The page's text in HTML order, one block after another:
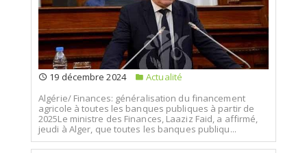
19 décembre 2024
Actualité
Algérie/ Finances: généralisation du financement
agricole à toutes les banques publiques à partir de
2025Le ministre des Finances, Laaziz Faid, a affirmé,
jeudi à Alger, que toutes les banques publiqu...